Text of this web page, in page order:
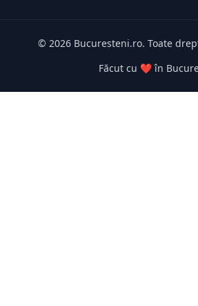
© 2026 Bucuresteni.ro. Toate
Făcut cu ❤️ în